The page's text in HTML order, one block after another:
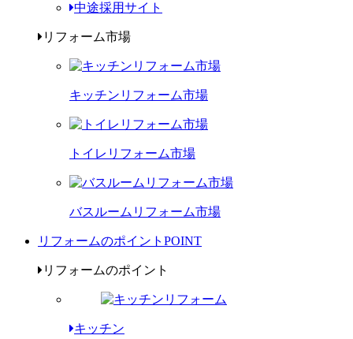
中途採用サイト
リフォーム市場
キッチンリフォーム市場
トイレリフォーム市場
バスルームリフォーム市場
リフォームのポイント POINT
リフォームのポイント
キッチン